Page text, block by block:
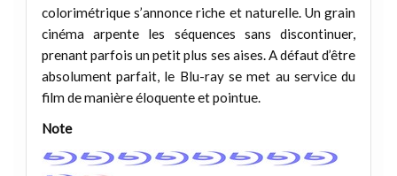
colorimétrique s’annonce riche et naturelle. Un grain
cinéma arpente les séquences sans discontinuer,
prenant parfois un petit plus ses aises. A défaut d’être
absolument parfait, le Blu-ray se met au service du
film de manière éloquente et pointue.
Note